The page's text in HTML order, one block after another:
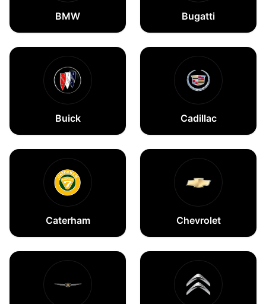
BMW Bugatti
Buick Cadillac
Caterham Chevrolet